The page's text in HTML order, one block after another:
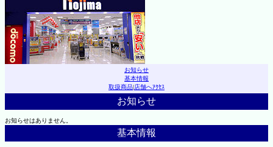
お知らせ
基本情報
取扱商品|店舗へｱｸｾｽ
お知らせ
お知らせはありません。
基本情報